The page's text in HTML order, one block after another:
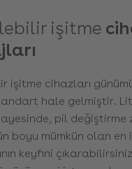
işitme
işitme cihazları
hale gelmiştir.
pil değiştirme
boyu mümkün olan en
keyfini